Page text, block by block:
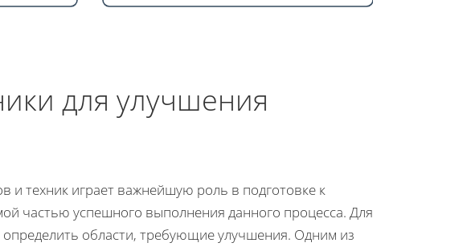
для улучшения
и техник играет важнейшую роль в подготовке к
частью успешного выполнения данного процесса. Для
области, требующие улучшения. Одним из